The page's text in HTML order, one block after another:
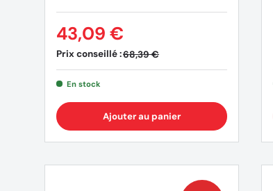
Prix conseillé :68,39 €
43,09 €
En stock
Ajouter au panier